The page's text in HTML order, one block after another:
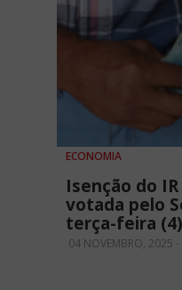
ECONOMIA
Isenção do
votada pelo
terça-feira (4)
04 NOVEMBRO, 2025 -